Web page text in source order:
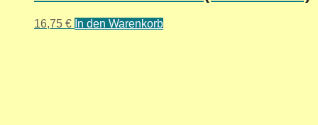
16,75 € In den Warenkorb